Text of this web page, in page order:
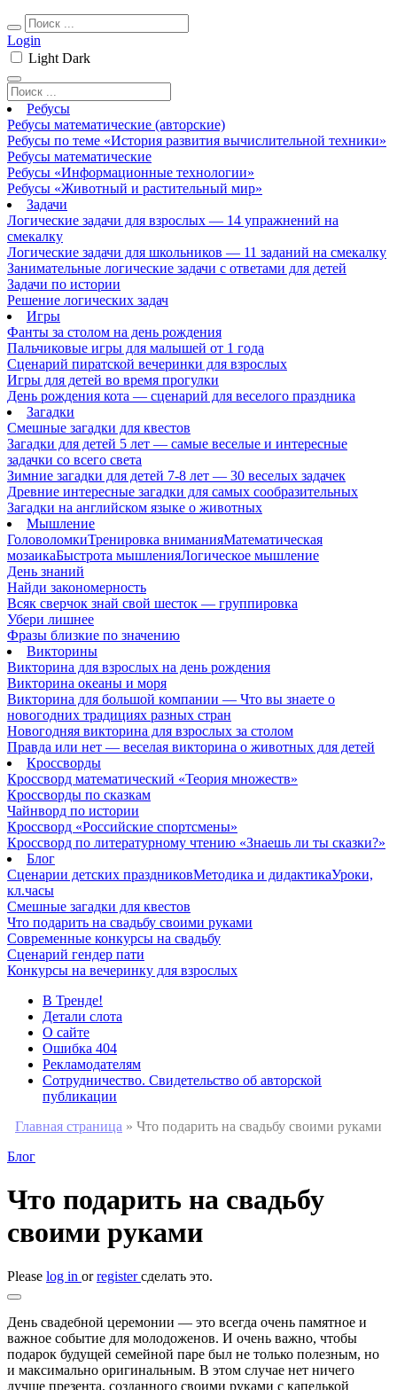
Login
Light Dark
Ребусы
Ребусы математические (авторские)
Ребусы по теме «История развития вычислительной техники»
Ребусы математические
Ребусы «Информационные технологии»
Ребусы «Животный и растительный мир»
Задачи
Логические задачи для взрослых — 14 упражнений на
смекалку
Логические задачи для школьников — 11 заданий на смекалку
Занимательные логические задачи с ответами для детей
Задачи по истории
Решение логических задач
Игры
Фанты за столом на день рождения
Пальчиковые игры для малышей от 1 года
Сценарий пиратской вечеринки для взрослых
Игры для детей во время прогулки
День рождения кота — сценарий для веселого праздника
Загадки
Смешные загадки для квестов
Загадки для детей 5 лет — самые веселые и интересные
задачки со всего света
Зимние загадки для детей 7-8 лет — 30 веселых задачек
Древние интересные загадки для самых сообразительных
Загадки на английском языке о животных
Мышление
ГоловоломкиТренировка вниманияМатематическая
мозаикаБыстрота мышленияЛогическое мышление
День знаний
Найди закономерность
Всяк сверчок знай свой шесток — группировка
Убери лишнее
Фразы близкие по значению
Викторины
Викторина для взрослых на день рождения
Викторина океаны и моря
Викторина для большой компании — Что вы знаете о
новогодних традициях разных стран
Новогодняя викторина для взрослых за столом
Правда или нет — веселая викторина о животных для детей
Кроссворды
Кроссворд математический «Теория множеств»
Кроссворды по сказкам
Чайнворд по истории
Кроссворд «Российские спортсмены»
Кроссворд по литературному чтению «Знаешь ли ты сказки?»
Блог
Сценарии детских праздниковМетодика и дидактикаУроки,
кл.часы
Смешные загадки для квестов
Что подарить на свадьбу своими руками
Современные конкурсы на свадьбу
Сценарий гендер пати
Конкурсы на вечеринку для взрослых
В Тренде!
Детали слота
О сайте
Ошибка 404
Рекламодателям
Сотрудничество. Свидетельство об авторской
публикации
Главная страница » Что подарить на свадьбу своими руками
Блог
Что подарить на свадьбу
своими руками
Please log in orregisterсделать это.
День свадебной церемонии — это всегда очень памятное и
важное событие для молодоженов. И очень важно, чтобы
подарок будущей семейной паре был не только полезным, но
и максимально оригинальным. В этом случае нет ничего
лучше презента, созданного своими руками с капелькой